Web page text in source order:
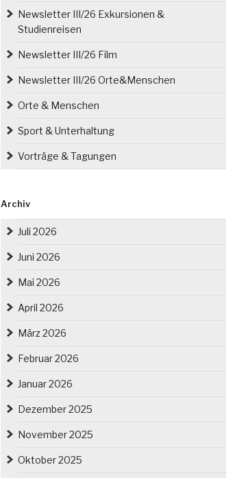
Newsletter III/26 Exkursionen &
Studienreisen
Newsletter III/26 Film
Newsletter III/26 Orte&Menschen
Orte & Menschen
Sport & Unterhaltung
Vorträge & Tagungen
Archiv
Juli 2026
Juni 2026
Mai 2026
April 2026
März 2026
Februar 2026
Januar 2026
Dezember 2025
November 2025
Oktober 2025